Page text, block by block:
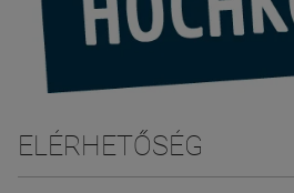
ELÉRHETŐSÉG